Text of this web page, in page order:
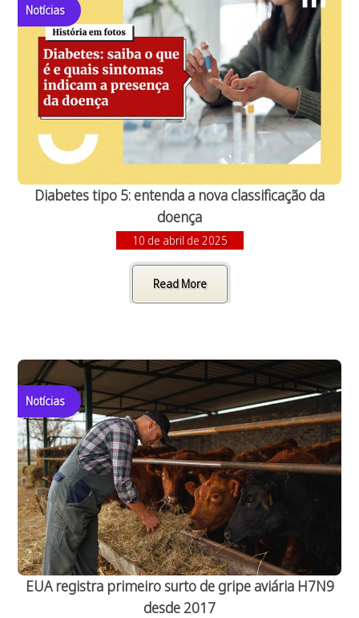
Notícias
Diabetes tipo 5: entenda a nova classificação da
doença
10 de abril de 2025
Read More
Notícias
EUA registra primeiro surto de gripe aviária H7N9
desde 2017